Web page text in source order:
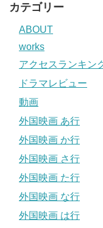
カテゴリー
ABOUT
works
アクセスランキン
ドラマレビュー
動画
外国映画 あ行
外国映画 か行
外国映画 さ行
外国映画 た行
外国映画 な行
外国映画 は行